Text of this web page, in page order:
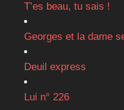
T’es beau, tu sais !
Georges et la dame
Deuil express
Lui n° 226